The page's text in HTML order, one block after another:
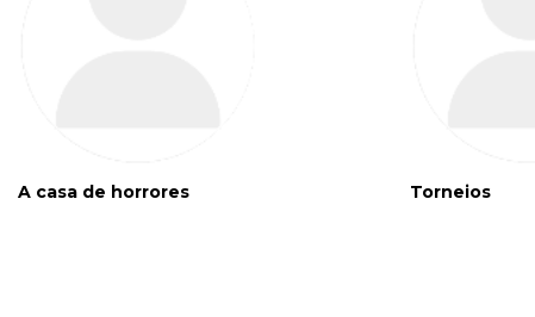
A casa de horrores Torneios